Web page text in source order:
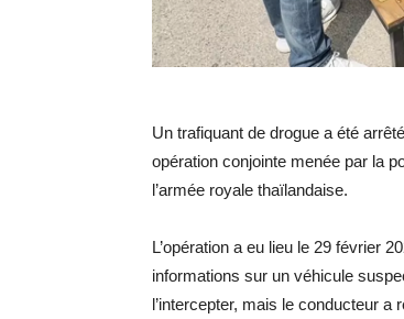
Un trafiquant de drogue a été
opération conjointe menée par la
l’armée royale thaïlandaise.
L’opération a eu lieu le 29 février
informations sur un véhicule
l’intercepter, mais le conducteur a